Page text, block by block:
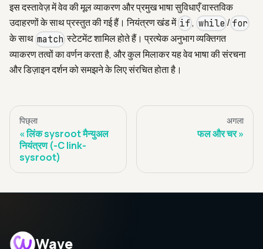
इस दस्तावेज़ में वेव की मूल व्याकरण और प्रमुख भाषा सुविधाएँ वास्तविक
उदाहरणों के साथ प्रस्तुत की गई हैं। नियंत्रण खंड में if,while/for
के साथ match स्टेटमेंट शामिल होते हैं। प्रत्येक अनुभाग व्यक्तिगत
व्याकरण तत्वों का वर्णन करता है, और कुल मिलाकर यह वेव भाषा की संरचना
और डिज़ाइन दर्शन को समझने के लिए संरचित होता है।
पिछ्ला
लिंक sysroot मैन्युअल
नियंत्रण (-C link-
sysroot)
अगला
फल और चर
Wave